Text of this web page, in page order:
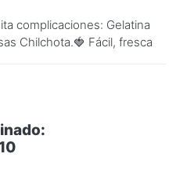
complicaciones: Gelatina
Chilchota.🍓 Fácil, fresca